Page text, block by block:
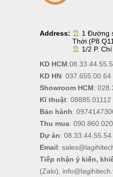
Address:
1 Đường
Thới (P8
1/2 P.
KD HCM:
KD HN: 037.655.00.64
Showroom HCM:
Kĩ thuật: 08885.01112
Bảo hành:
Thu mua:
Dự án: 08.33.44.55.54
Email:
Tiếp nhận ý kiến,
(Zalo),